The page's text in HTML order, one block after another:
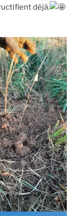
déjà.